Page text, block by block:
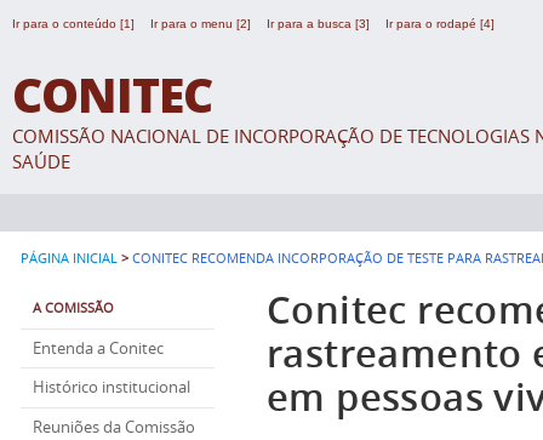
Ir para o conteúdo [1] Ir para o menu [2] Ir para a busca [3] Ir para o rodapé [4]
CONITEC
COMISSÃO NACIONAL DE INCORPORAÇÃO DE TECNOLOGIAS
SAÚDE
PÁGINA INICIAL > CONITEC RECOMENDA INCORPORAÇÃO DE TESTE PARA
A COMISSÃO
Entenda a Conitec
Histórico institucional
Reuniões da Comissão
Conitec
rastreamento
em pessoas